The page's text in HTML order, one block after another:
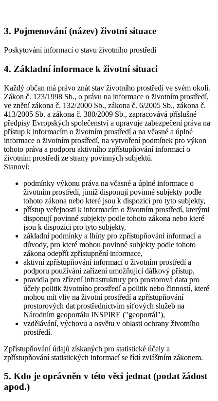
3. Pojmenování (název) životní situace
Poskytování informací o stavu životního prostředí
4. Základní informace k životní situaci
Každý občan má právo znát stav životního prostředí ve svém okolí.
Zákon č. 123/1998 Sb., o právu na informace o životním prostředí,
ve znění zákona č. 132/2000 Sb., zákona č. 6/2005 Sb., zákona č.
413/2005 Sb. a zákona č. 380/2009 Sb., zapracovává příslušné
předpisy Evropských společenství a upravuje zabezpečení práva na
přístup k informacím o životním prostředí a na včasné a úplné
informace o životním prostředí, na vytvoření podmínek pro výkon
tohoto práva a podporu aktivního zpřístupňování informací o
životním prostředí ze strany povinných subjektů.
Stanoví:
podmínky výkonu práva na včasné a úplné informace o
životním prostředí, jimiž disponují povinné subjekty podle
tohoto zákona nebo které jsou k dispozici pro tyto subjekty,
přístup veřejnosti k informacím o životním prostředí, kterými
disponují povinné subjekty podle tohoto zákona nebo které
jsou k dispozici pro tyto subjekty,
základní podmínky a lhůty pro zpřístupňování informací a
důvody, pro které mohou povinné subjekty podle tohoto
zákona odepřít zpřístupnění informace,
aktivní zpřístupňování informací o životním prostředí a
podporu používání zařízení umožňující dálkový přístup,
pravidla pro zřízení infrastruktury pro prostorová data pro
účely politik životního prostředí a politik nebo činností, které
mohou mít vliv na životní prostředí a zpřístupňování
prostorových dat prostřednictvím síťových služeb na
Národním geoportálu INSPIRE ("geoportál"),
vzdělávání, výchovu a osvětu v oblasti ochrany životního
prostředí.
Zpřístupňování údajů získaných pro statistické účely a
zpřístupňování statistických informací se řídí zvláštním zákonem.
5. Kdo je oprávněn v této věci jednat (podat žádost
apod.)